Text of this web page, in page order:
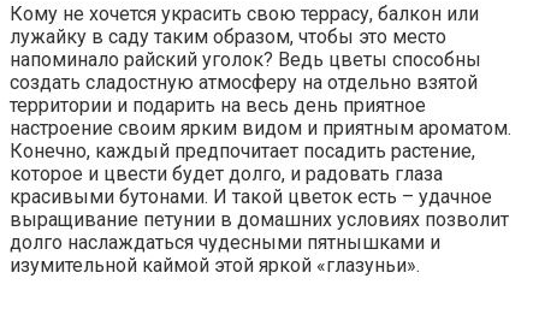
Кому не хочется украсить свою террасу, балкон или
лужайку в саду таким образом, чтобы это место
напоминало райский уголок? Ведь цветы способны
создать сладостную атмосферу на отдельно взятой
территории и подарить на весь день приятное
настроение своим ярким видом и приятным ароматом.
Конечно, каждый предпочитает посадить растение,
которое и цвести будет долго, и радовать глаза
красивыми бутонами. И такой цветок есть – удачное
выращивание петунии в домашних условиях позволит
долго наслаждаться чудесными пятнышками и
изумительной каймой этой яркой «глазуньи».